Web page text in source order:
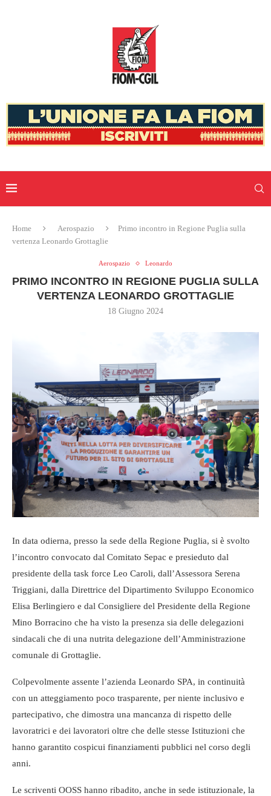
Home Aerospazio
Primo incontro in Regione Puglia sulla
vertenza Leonardo Grottaglie
Aerospazio Leonardo
PRIMO INCONTRO IN REGIONE PUGLIA SULLA
VERTENZA LEONARDO GROTTAGLIE
18 Giugno 2024
In data odierna, presso la sede della Regione Puglia, si è svolto
l’incontro convocato dal Comitato Sepac e presieduto dal
presidente della task force Leo Caroli, dall’Assessora Serena
Triggiani, dalla Direttrice del Dipartimento Sviluppo Economico
Elisa Berlingiero e dal Consigliere del Presidente della Regione
Mino Borracino che ha visto la presenza sia delle delegazioni
sindacali che di una nutrita delegazione dell’Amministrazione
comunale di Grottaglie.
Colpevolmente assente l’azienda Leonardo SPA, in continuità
con un atteggiamento poco trasparente, per niente inclusivo e
partecipativo, che dimostra una mancanza di rispetto delle
lavoratrici e dei lavoratori oltre che delle stesse Istituzioni che
hanno garantito cospicui finanziamenti pubblici nel corso degli
anni.
Le scriventi OOSS hanno ribadito, anche in sede istituzionale, la